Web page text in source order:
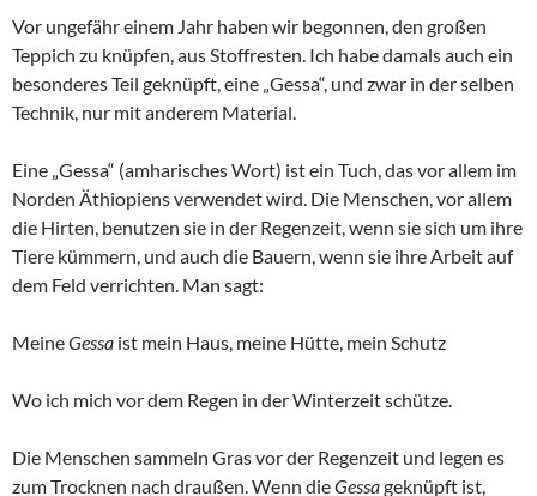
Vor ungefähr einem Jahr haben wir begonnen, den großen
Teppich zu knüpfen, aus Stoffresten. Ich habe damals auch ein
besonderes Teil geknüpft, eine „Gessa“, und zwar in der selben
Technik, nur mit anderem Material.
Eine „Gessa“ (amharisches Wort) ist ein Tuch, das vor allem im
Norden Äthiopiens verwendet wird. Die Menschen, vor allem
die Hirten, benutzen sie in der Regenzeit, wenn sie sich um ihre
Tiere kümmern, und auch die Bauern, wenn sie ihre Arbeit auf
dem Feld verrichten. Man sagt:
MeineGessa ist mein Haus, meine Hütte, mein Schutz
Wo ich mich vor dem Regen in der Winterzeit schütze.
Die Menschen sammeln Gras vor der Regenzeit und legen es
zum Trocknen nach draußen. Wenn dieGessageknüpft ist,